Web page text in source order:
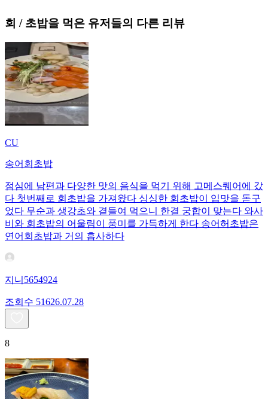
회 / 초밥을 먹은 유저들의 다른 리뷰
CU
송어회초밥
점심에 남편과 다양한 맛의 음식을 먹기 위해 고메스퀘어에 갔
다 첫번째로 회초밥을 가져왔다 싱싱한 회초밥이 입맛을 돋구
었다 무순과 생강초와 곁들여 먹으니 한결 궁합이 맞는다 와사
비와 회초밥의 어울림이 풍미를 가득하게 한다 송어허초밥은
연어회초밥과 거의 흡사하다
지니5654924
조회수 51626.07.28
8